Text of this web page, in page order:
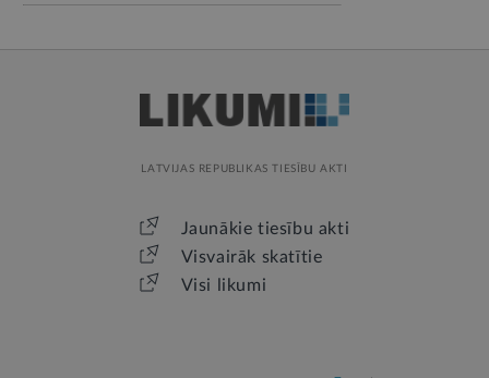
LATVIJAS REPUBLIKAS TIESĪBU AKTI
Jaunākie tiesību akti
Visvairāk skatītie
Visi likumi